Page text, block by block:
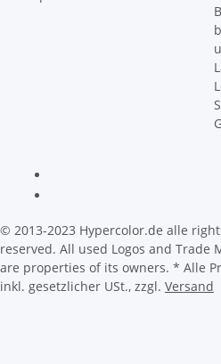
© 2013-2023 Hypercolor.de alle
reserved. All used Logos and Trade
are properties of its owners. * Alle
inkl. gesetzlicher USt., zzgl. Versand